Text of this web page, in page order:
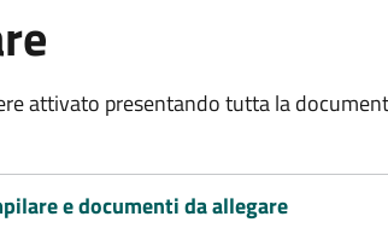
attivato presentando tutta la
e documenti da allegare